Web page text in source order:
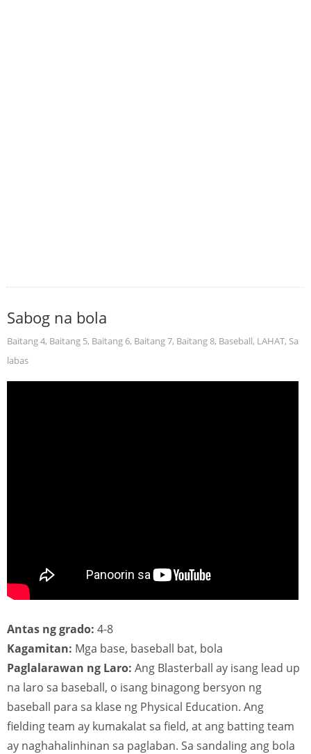
Sabog na bola
Baitang 4, Baitang 5, Baitang 6, Baitang 7, Baitang 8, Baseball, LAHAT, Sa
labas
Antas ng grado: 4-8
Kagamitan: Mga base, baseball bat, bola
Paglalarawan ng Laro: Ang Blasterball ay isang lead up
na laro sa baseball, o isang binagong bersyon ng
baseball para sa klase ng Physical Education. Ang
fielding team ay kumakalat sa field, at ang batting team
ay naghahalinhinan sa paglaban. Sa sandaling ang bola